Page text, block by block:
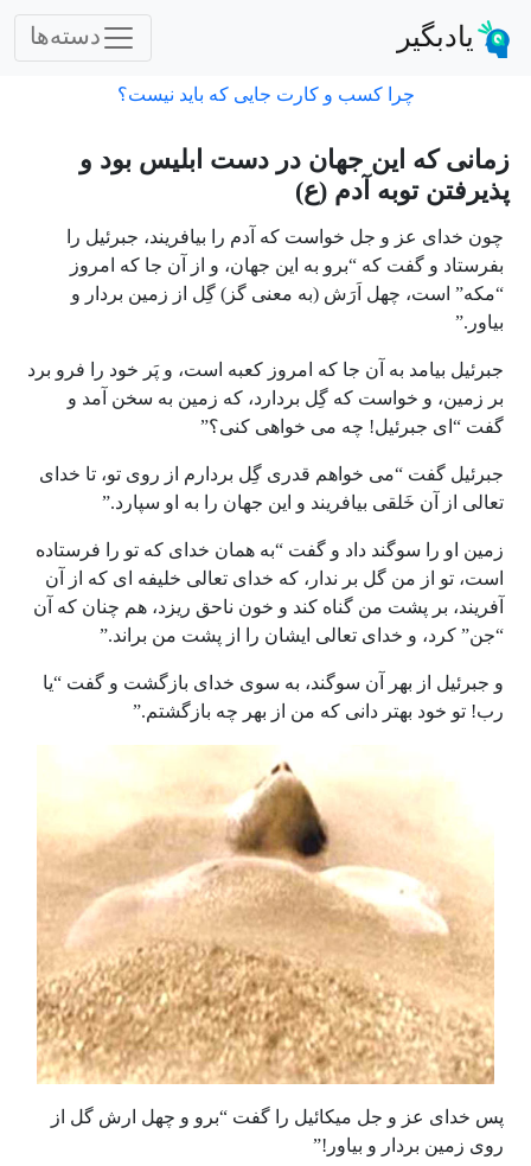
یادبگیر دسته‌ها
چرا کسب و کارت جایی که باید نیست؟
زمانی که این جهان در دست ابلیس بود و
پذیرفتن توبه آدم (ع)
چون خدای عز و جل خواست که آدم را بیافریند، جبرئیل را
بفرستاد و گفت که “برو به این جهان، و از آن جا که امروز
“مکه” است، چهل اَرَش (به معنی گز) گِل از زمین بردار و
بیاور.”
جبرئیل بیامد به آن جا که امروز کعبه است، و پَر خود را فرو برد
بر زمین، و خواست که گِل بردارد، که زمین به سخن آمد و
گفت “ای جبرئیل! چه می خواهی کنی؟”
جبرئیل گفت “می خواهم قدری گِل بردارم از روی تو، تا خدای
تعالی از آن خَلقی بیافریند و این جهان را به او سپارد.”
زمین او را سوگند داد و گفت “به همان خدای که تو را فرستاده
است، تو از من گل بر ندار، که خدای تعالی خلیفه ای که از آن
آفریند، بر پشت من گناه کند و خون ناحق ریزد، هم چنان که آن
“جن” کرد، و خدای تعالی ایشان را از پشت من براند.”
و جبرئیل از بهر آن سوگند، به سوی خدای بازگشت و گفت “یا
رب! تو خود بهتر دانی که من از بهر چه بازگشتم.”
پس خدای عز و جل میکائیل را گفت “برو و چهل ارش گل از
روی زمین بردار و بیاور!”